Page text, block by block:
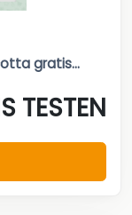
gratis...
TESTEN